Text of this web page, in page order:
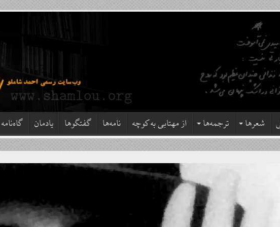
شعرها ترجمه‌ها از مهتابی به کوچه نامه‌ها گفتگوها یادمان گاه‌نامه